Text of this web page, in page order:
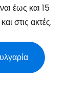
έως και 15
στις ακτές.